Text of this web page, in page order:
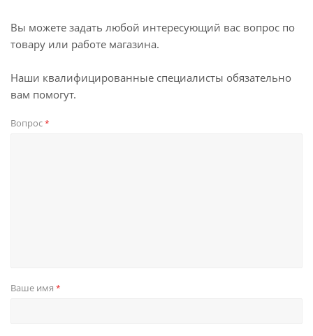
Вы можете задать любой интересующий вас вопрос по
товару или работе магазина.
Наши квалифицированные специалисты обязательно
вам помогут.
Вопрос*
Ваше имя *